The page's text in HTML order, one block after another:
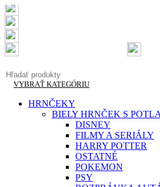
VYBRAŤ KATEGÓRIU
HRNČEKY
BIELY HRNČEK S
DISNEY
FILMY A SERIÁLY
HARRY POTTER
OSTATNÉ
POKEMON
PSY